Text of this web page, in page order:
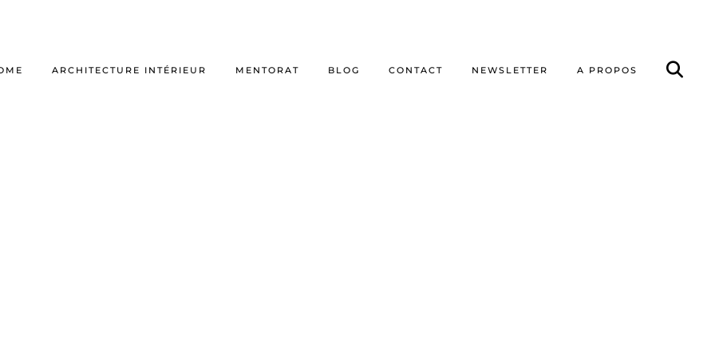
ARCHITECTURE INTÉRIEUR MENTORAT BLOG CONTACT NEWSLETTER A PROPOS